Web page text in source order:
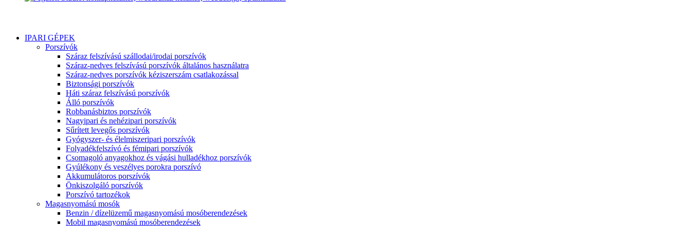
IPARI GÉPEK
Porszívók
Száraz felszívású szállodai/irodai porszívók
Száraz-nedves felszívású porszívók általános használatra
Száraz-nedves porszívók kéziszerszám csatlakozással
Biztonsági porszívók
Háti száraz felszívású porszívók
Álló porszívók
Robbanásbiztos porszívók
Nagyipari és nehézipari porszívók
Sűrített levegős porszívók
Gyógyszer- és élelmiszeripari porszívók
Folyadékfelszívó és fémipari porszívók
Csomagoló anyagokhoz és vágási hulladékhoz porszívók
Gyúlékony és veszélyes porokra porszívó
Akkumulátoros porszívók
Önkiszolgáló porszívók
Porszívó tartozékok
Magasnyomású mosók
Benzin / dízelüzemű magasnyomású mosóberendezések
Mobil magasnyomású mosóberendezések